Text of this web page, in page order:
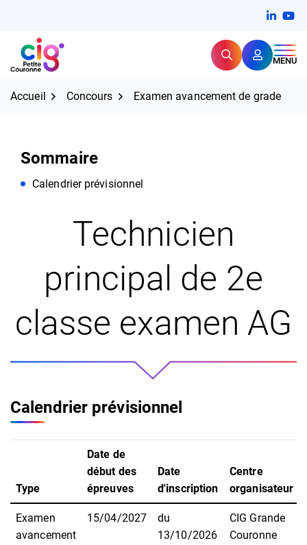
contenu
CIG Petite Couronne RechercherMENU
Expertise et proximité pour
Accueil Concours Examen avancement de grade
Sommaire
Calendrier prévisionnel
Technicien
principal de 2e
classe examen AG
Calendrier prévisionnel
Type
Date de
début des
épreuves
Date
d'inscription
Centre
organisateur
Examen
avancement
15/04/2027
du
13/10/2026
CIG Grande
Couronne